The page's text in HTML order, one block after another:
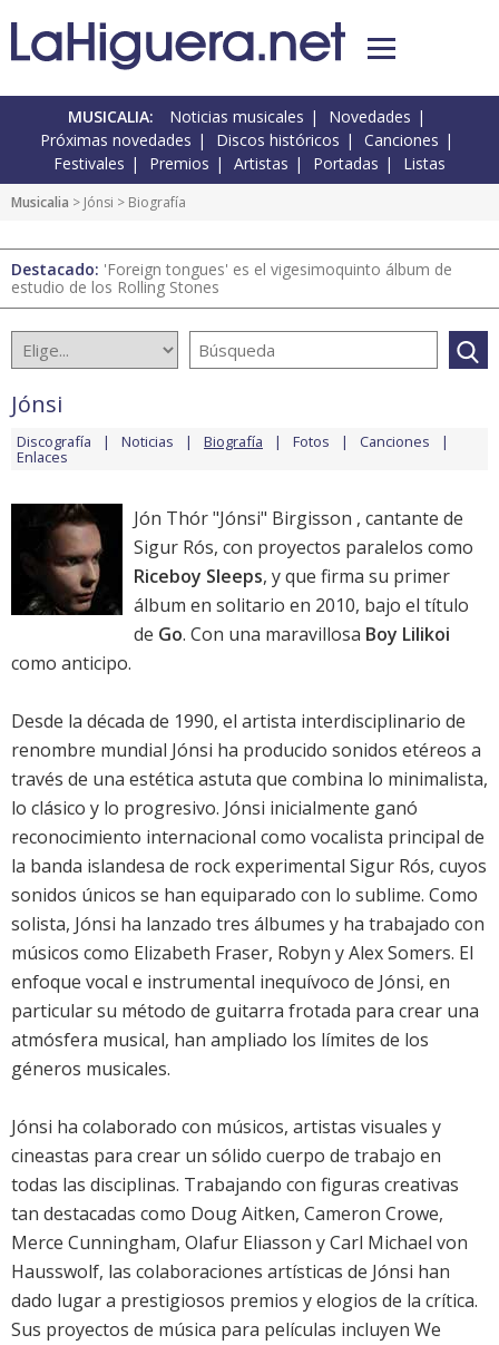
MUSICALIA: Noticias musicales
Novedades
Próximas novedades
Discos históricos
Canciones
Festivales
Premios Artistas Portadas Listas
Musicalia > Jónsi > Biografía
Destacado: 'Foreign tongues' es el vigesimoquinto álbum de
estudio de los Rolling Stones
Jónsi
Discografía Noticias Biografía Fotos Canciones
Enlaces
Jón Thór "Jónsi" Birgisson , cantante de
Sigur Rós, con proyectos paralelos como
Riceboy Sleeps, y que firma su primer
álbum en solitario en 2010, bajo el título
de Go. Con una maravillosa Boy Lilikoi
como anticipo.
Desde la década de 1990, el artista interdisciplinario de
renombre mundial Jónsi ha producido sonidos etéreos a
través de una estética astuta que combina lo minimalista,
lo clásico y lo progresivo. Jónsi inicialmente ganó
reconocimiento internacional como vocalista principal de
la banda islandesa de rock experimental Sigur Rós, cuyos
sonidos únicos se han equiparado con lo sublime. Como
solista, Jónsi ha lanzado tres álbumes y ha trabajado con
músicos como Elizabeth Fraser, Robyn y Alex Somers. El
enfoque vocal e instrumental inequívoco de Jónsi, en
particular su método de guitarra frotada para crear una
atmósfera musical, han ampliado los límites de los
géneros musicales.
Jónsi ha colaborado con músicos, artistas visuales y
cineastas para crear un sólido cuerpo de trabajo en
todas las disciplinas. Trabajando con figuras creativas
tan destacadas como Doug Aitken, Cameron Crowe,
Merce Cunningham, Olafur Eliasson y Carl Michael von
Hausswolf, las colaboraciones artísticas de Jónsi han
dado lugar a prestigiosos premios y elogios de la crítica.
Sus proyectos de música para películas incluyen We